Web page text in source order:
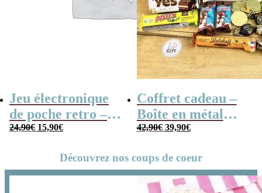
Jeu électronique
de poche retro –
Console vintage
24,90€ Le
24,90€.
15,90€Le
est :
15,90€.
Coffret cadeau –
Boîte en métal
cassette –
années 80 – grand
coffret chocolat
42,90€ Le
était :
42,90€.
39,90€Le
est :
39,90€.
Découvrez nos coups de coeur